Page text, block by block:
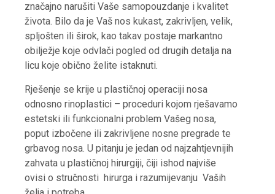
značajno narušiti Vaše samopouzdanje i kvalitet
života. Bilo da je Vaš nos kukast, zakrivljen, velik,
spljošten ili širok, kao takav postaje markantno
obilježje koje odvlači pogled od drugih detalja na
licu koje obično želite istaknuti.
Rješenje se krije u plastičnoj operaciji nosa
odnosno rinoplastici – proceduri kojom rješavamo
estetski ili funkcionalni problem Vašeg nosa,
poput izbočene ili zakrivljene nosne pregrade te
grbavog nosa. U pitanju je jedan od najzahtjevnijih
zahvata u plastičnoj hirurgiji, čiji ishod najviše
ovisi o stručnosti hirurga i razumijevanju Vaših